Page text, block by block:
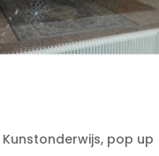
Kunstonderwijs, pop up